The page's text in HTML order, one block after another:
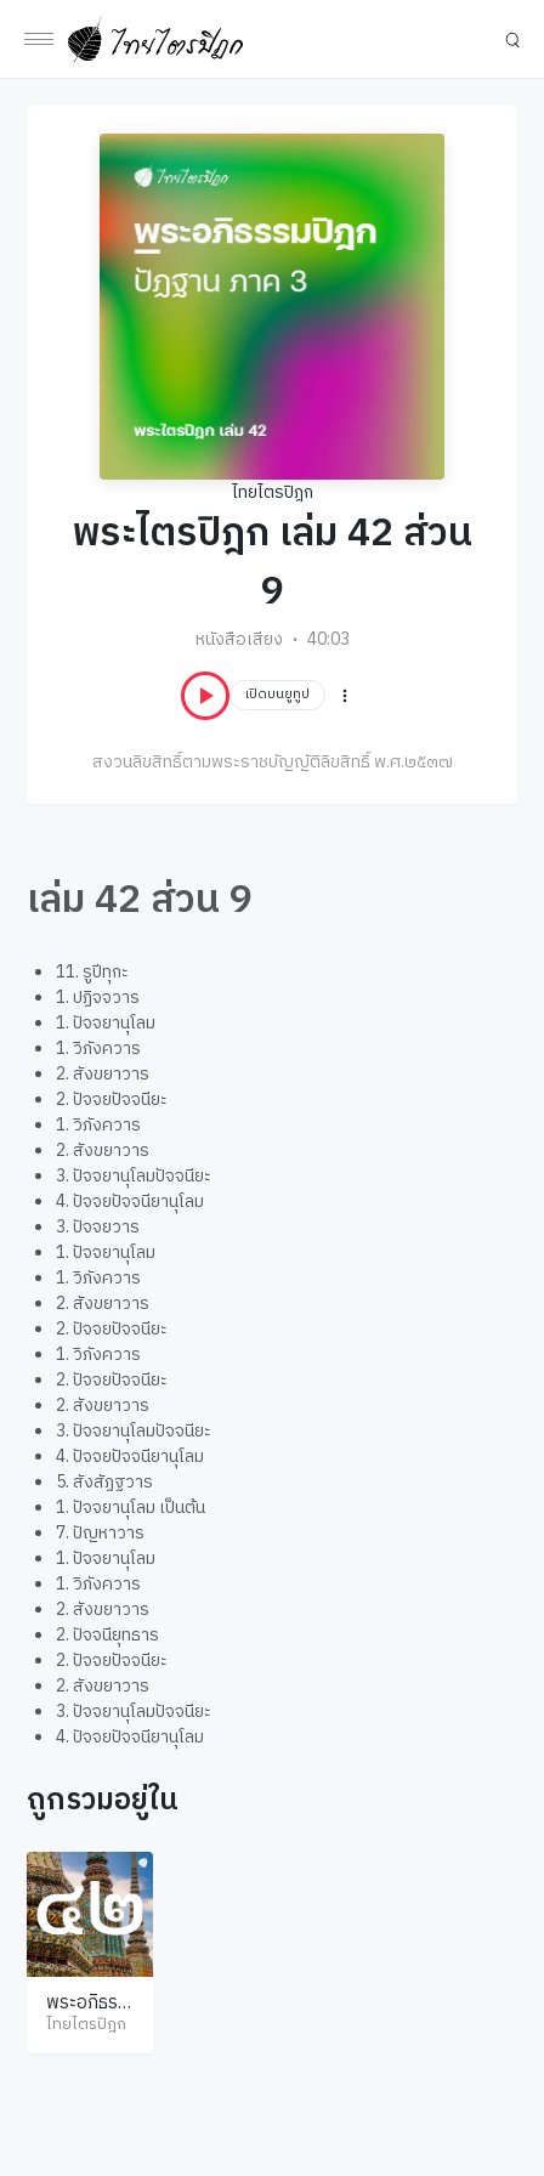
ไทยไตรปิฎก
พระไตรปิฎก เล่ม 42 ส่วน
9
หนังสือเสียง 40:03
เปิดบนยูทูป
สงวนลิขสิทธิ์ตามพระราชบัญญัติลิขสิทธิ์ พ.ศ.๒๕๓๗
เล่ม 42 ส่วน 9
11. รูปีทุกะ
1. ปฏิจจวาร
1. ปัจจยานุโลม
1. วิภังควาร
2. สังขยาวาร
2. ปัจจยปัจจนียะ
1. วิภังควาร
2. สังขยาวาร
3. ปัจจยานุโลมปัจจนียะ
4. ปัจจยปัจจนียานุโลม
3. ปัจจยวาร
1. ปัจจยานุโลม
1. วิภังควาร
2. สังขยาวาร
2. ปัจจยปัจจนียะ
1. วิภังควาร
2. ปัจจยปัจจนียะ
2. สังขยาวาร
3. ปัจจยานุโลมปัจจนียะ
4. ปัจจยปัจจนียานุโลม
5. สังสัฏฐวาร
1. ปัจจยานุโลม เป็นต้น
7. ปัญหาวาร
1. ปัจจยานุโลม
1. วิภังควาร
2. สังขยาวาร
2. ปัจจนียุทธาร
2. ปัจจยปัจจนียะ
2. สังขยาวาร
3. ปัจจยานุโลมปัจจนียะ
4. ปัจจยปัจจนียานุโลม
ถูกรวมอยู่ใน
พระอภิธรร
มปิฎก ปัฏฐ
ไทยไตรปิฎก